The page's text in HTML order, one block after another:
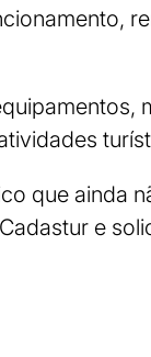
que ainda
e